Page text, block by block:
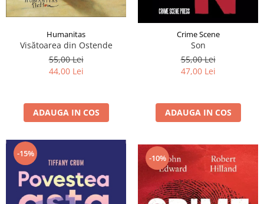
Humanitas
Visătoarea din Ostende
55,00 Lei
44,00 Lei
ADAUGA IN COS
Crime Scene
Son
55,00 Lei
47,00 Lei
ADAUGA IN COS
-15% -10%